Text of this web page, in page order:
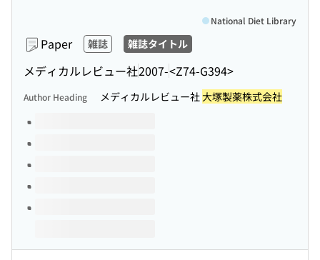
Paper 雑誌 雑誌タイトル
メディカルレビュー社2007-<Z74-G394>
National Diet Library
Author Heading メディカルレビュー社 大塚製薬株式会社
Volumes of this title